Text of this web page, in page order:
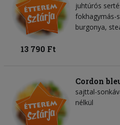
juhtúrós
fokhagymás-
burgonya,
13 790 Ft
Cordon
sajttal-
nélkül